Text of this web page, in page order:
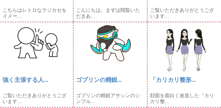
こちらはレトロなラジカセを
イメー...
こんにちは。まずは閲覧いた
だきあ...
ご覧いただきありがとうござ
います...
強く主張する人...
ご覧いただきありがとうござ
います...
ゴブリンの精鋭...
ゴブリンの精鋭アサシンのシ
ンプル...
「カリカリ整形...
顔面を面白く改造した「カリ
カリ整...